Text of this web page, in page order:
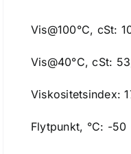
Vis@100°C, cSt:
Vis@40°C, cSt:
Viskositetsindex:
Flytpunkt, °C: -50